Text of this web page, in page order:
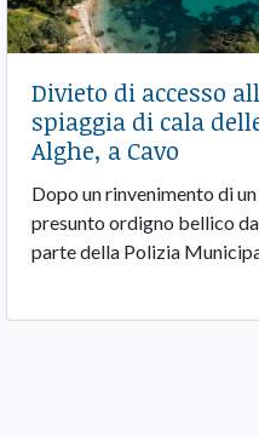
Divieto di accesso
spiaggia di cala
Alghe, a Cavo
Dopo un rinvenimento di un
presunto ordigno bellico da
parte della Polizia